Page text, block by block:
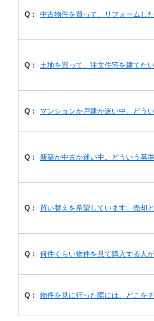
Q： 中古物件を買って、リフォームし
Q： 土地を買って、注文住宅を建てた
Q： マンションか戸建か迷い中。どう
Q： 新築か中古か迷い中。どういう基
Q： 買い替えを希望しています。売却
Q： 何件くらい物件を見て購入する人
Q： 物件を見に行った際には、どこを